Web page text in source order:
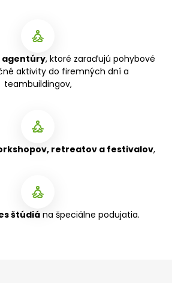
agentúry, ktoré zaraďujú pohybové
aktivity do firemných dní a
teambuildingov,
retreatov a festivalov,
štúdiána špeciálne podujatia.